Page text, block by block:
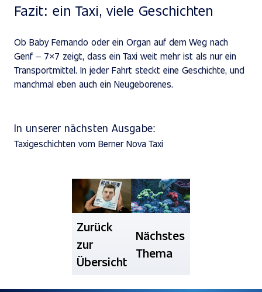
Fazit: ein Taxi, viele Geschichten
Ob Baby Fernando oder ein Organ auf dem Weg nach
Genf – 7×7 zeigt, dass ein Taxi weit mehr ist als nur ein
Transportmittel. In jeder Fahrt steckt eine Geschichte, und
manchmal eben auch ein Neugeborenes.
In unserer nächsten Ausgabe:
Taxigeschichten vom Berner Nova Taxi
Zurück
zur
Übersicht
Nächstes
Thema